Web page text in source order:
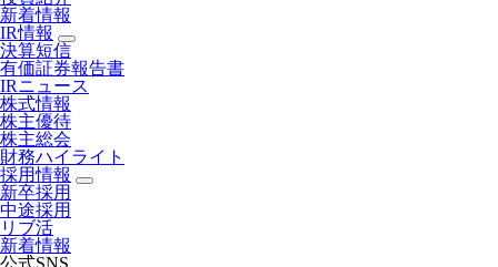
新着情報
IR情報
決算短信
有価証券報告書
IRニュース
株式情報
株主優待
株主総会
財務ハイライト
採用情報
新卒採用
中途採用
リブ活
新着情報
公式SNS